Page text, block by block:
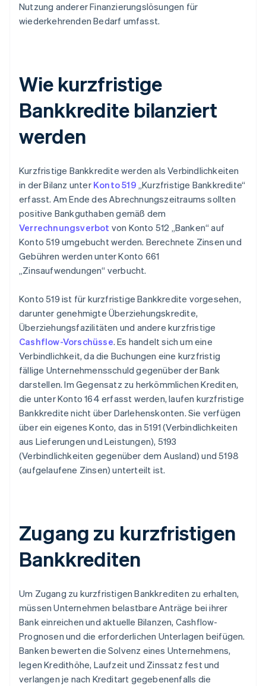
Nutzung anderer Finanzierungslösungen für
wiederkehrenden Bedarf umfasst.
Wie kurzfristige
Bankkredite bilanziert
werden
Kurzfristige Bankkredite werden als Verbindlichkeiten
in der Bilanz unter Konto 519 „Kurzfristige Bankkredite“
erfasst. Am Ende des Abrechnungszeitraums sollten
positive Bankguthaben gemäß dem
Verrechnungsverbot von Konto 512 „Banken“ auf
Konto 519 umgebucht werden. Berechnete Zinsen und
Gebühren werden unter Konto 661
„Zinsaufwendungen“ verbucht.
Konto 519 ist für kurzfristige Bankkredite vorgesehen,
darunter genehmigte Überziehungskredite,
Überziehungsfazilitäten und andere kurzfristige
Cashflow-Vorschüsse. Es handelt sich um eine
Verbindlichkeit, da die Buchungen eine kurzfristig
fällige Unternehmensschuld gegenüber der Bank
darstellen. Im Gegensatz zu herkömmlichen Krediten,
die unter Konto 164 erfasst werden, laufen kurzfristige
Bankkredite nicht über Darlehenskonten. Sie verfügen
über ein eigenes Konto, das in 5191 (Verbindlichkeiten
aus Lieferungen und Leistungen), 5193
(Verbindlichkeiten gegenüber dem Ausland) und 5198
(aufgelaufene Zinsen) unterteilt ist.
Zugang zu kurzfristigen
Bankkrediten
Um Zugang zu kurzfristigen Bankkrediten zu erhalten,
müssen Unternehmen belastbare Anträge bei ihrer
Bank einreichen und aktuelle Bilanzen, Cashflow-
Prognosen und die erforderlichen Unterlagen beifügen.
Banken bewerten die Solvenz eines Unternehmens,
legen Kredithöhe, Laufzeit und Zinssatz fest und
verlangen je nach Kreditart gegebenenfalls die